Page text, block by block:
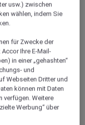
usw.) zwischen
wählen, indem Sie
für Zwecke der
Ihre E-Mail-
in einer „gehashten“
und
Webseiten Dritter und
können mit Daten
verfügen. Weitere
Werbung“ über